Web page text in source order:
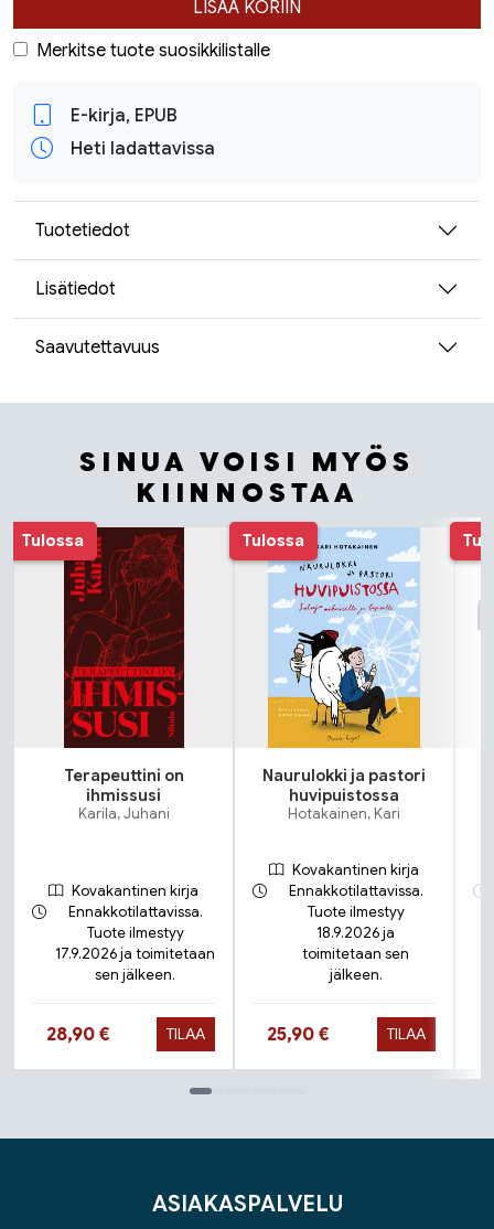
LISÄÄ KORIIN
Merkitse tuote suosikkilistalle
E-kirja, EPUB
Heti ladattavissa
Tuotetiedot
Lisätiedot
Saavutettavuus
SINUA VOISI MYÖS
KIINNOSTAA
Tuoteluettelon alku
Tulossa
Terapeuttini on
ihmissusi
Karila, Juhani
Kovakantinen kirja
Ennakkotilattavissa.
Tuote ilmestyy
17.9.2026 ja toimitetaan
sen jälkeen.
Hinta nyt
28,90 € TILAA
Tulossa
Naurulokki ja pastori
huvipuistossa
Hotakainen, Kari
Kovakantinen kirja
Ennakkotilattavissa.
Tuote ilmestyy
18.9.2026 ja
toimitetaan sen
jälkeen.
Hinta nyt
25,90 € TILAA
ASIAKASPALVELU